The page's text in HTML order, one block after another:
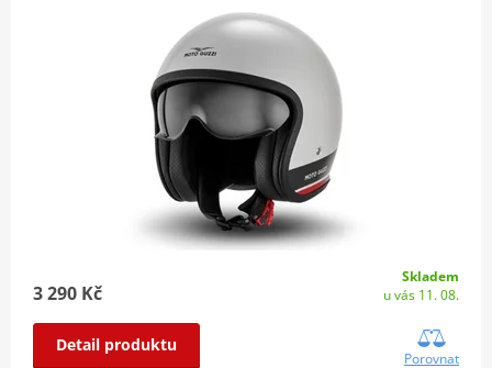
3 290 Kč
Skladem
u vás 11. 08.
Detail produktu
Porovnat